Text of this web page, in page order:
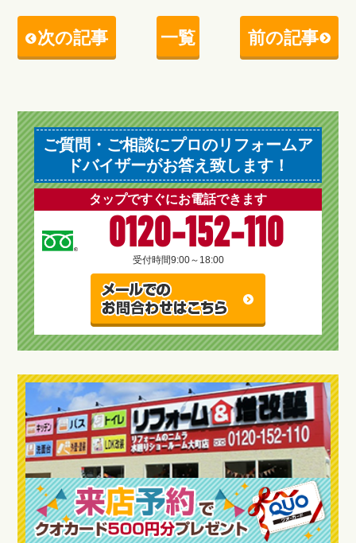
次の記事 一覧 前の記事
ご質問・ご相談にプロのリフォームア
ドバイザーがお答え致します！
タップですぐにお電話できます
0120-152-110
受付時間9:00～18:00